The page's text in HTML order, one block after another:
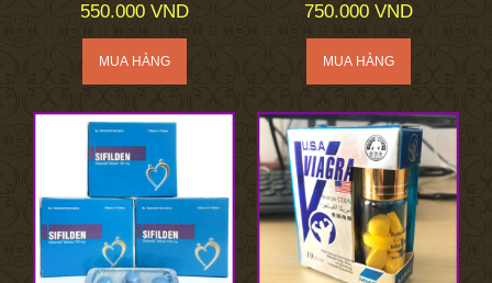
550.000 VND 750.000 VND